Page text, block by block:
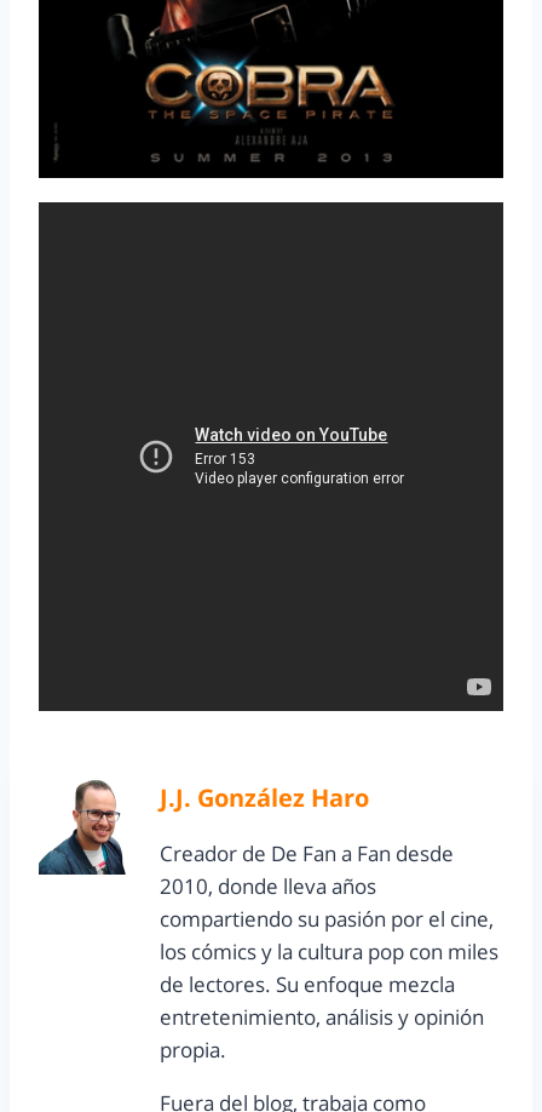
J.J. González Haro
Creador de De Fan a Fan desde
2010, donde lleva años
compartiendo su pasión por el cine,
los cómics y la cultura pop con miles
de lectores. Su enfoque mezcla
entretenimiento, análisis y opinión
propia.
Fuera del blog, trabaja como